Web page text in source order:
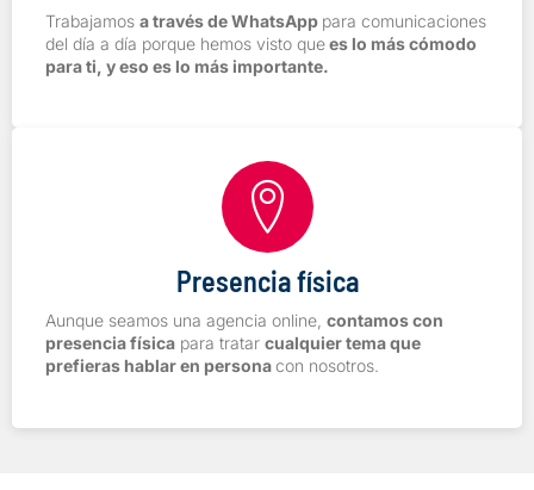
Trabajamos a través de WhatsApp para comunicaciones
del día a día porque hemos visto quees lo más cómodo
para ti, y eso es lo más importante.
Presencia física
Aunque seamos una agencia online, contamos con
presencia física para tratar cualquier tema que
prefieras hablar en personacon nosotros.